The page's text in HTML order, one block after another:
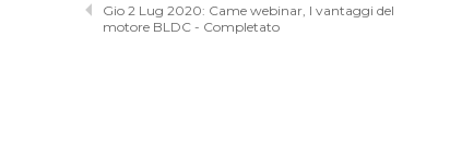
Gio 2 Lug 2020: Came webinar, I vantaggi del
motore BLDC - Completato